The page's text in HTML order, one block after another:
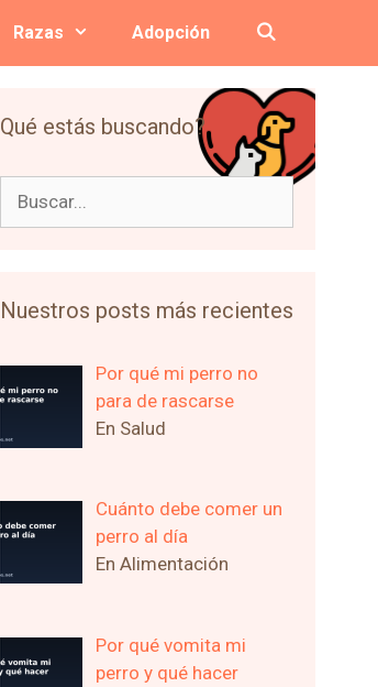
Razas Adopción
Qué estás buscando?
Nuestros posts más recientes
Por qué mi perro no
para de rascarse
En Salud
Cuánto debe comer un
perro al día
En Alimentación
Por qué vomita mi
perro y qué hacer